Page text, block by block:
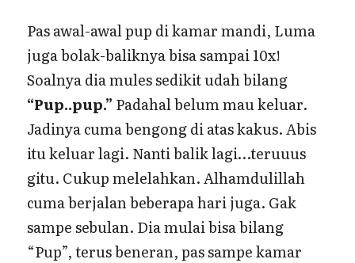
Pas awal-awal pup di kamar mandi, Luma
juga bolak-baliknya bisa sampai 10x!
Soalnya dia mules sedikit udah bilang
“Pup..pup.” Padahal belum mau keluar.
Jadinya cuma bengong di atas kakus. Abis
itu keluar lagi. Nanti balik lagi…teruuus
gitu. Cukup melelahkan. Alhamdulillah
cuma berjalan beberapa hari juga. Gak
sampe sebulan. Dia mulai bisa bilang
“Pup”, terus beneran, pas sampe kamar